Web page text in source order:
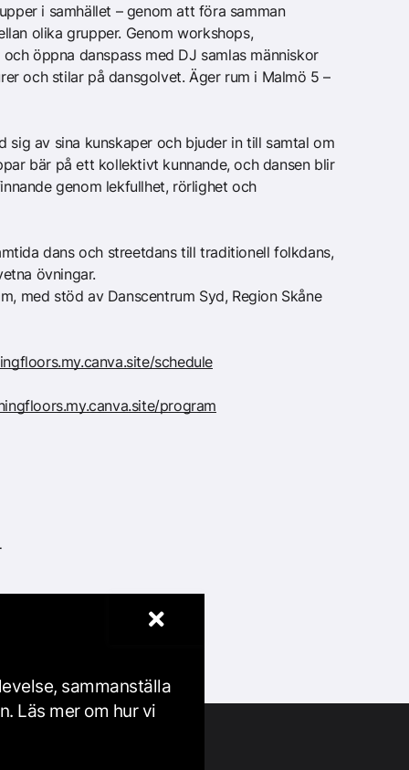
i samhället – genom att föra samman
olika grupper. Genom workshops,
öppna danspass med DJ samlas människor
och stilar på dansgolvet. Äger rum i Malmö 5 –
sig av sina kunskaper och bjuder in till samtal om
bär på ett kollektivt kunnande, och dansen blir
genom lekfullhet, rörlighet och
dans och streetdans till traditionell folkdans,
övningar.
med stöd av Danscentrum Syd, Region Skåne
schedule
program
sammanställa
Läs mer om hur vi